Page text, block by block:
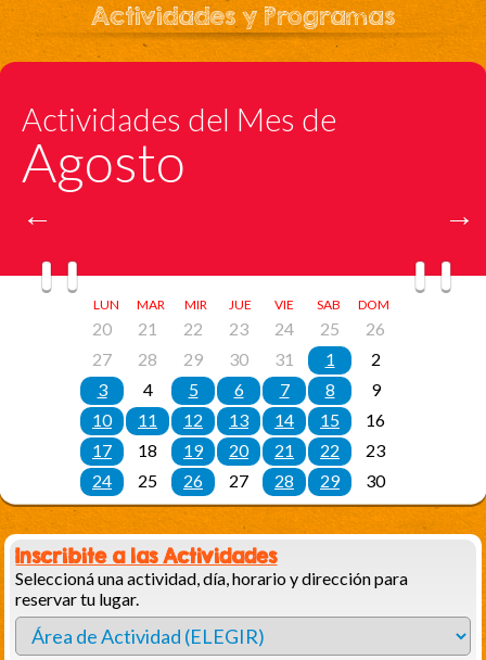
Actividades y Programas
Inscribite a las Actividades
Seleccioná una actividad, día, horario y dirección para
reservar tu lugar.